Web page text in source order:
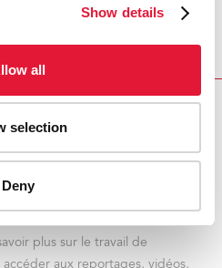
Show details
all
selection
Deny
plus sur le travail de
accéder aux reportages, vidéos,